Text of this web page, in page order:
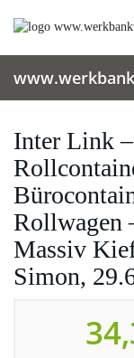
Inter Link
Rollwagen
Massiv
Simon,